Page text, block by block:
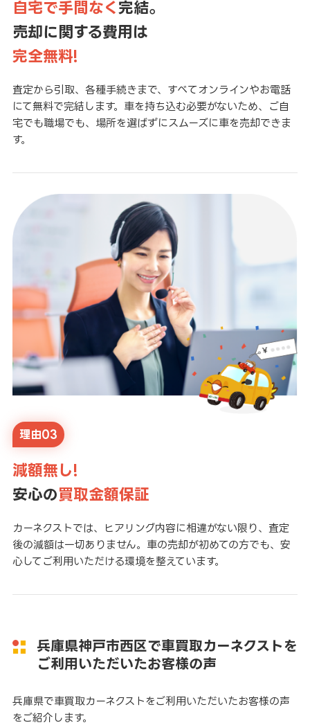
自宅で手間なく 完結。
売却に関する費用は
完全無料!
査定から引取、各種手続きまで、すべてオンラインやお電話
にて無料で完結します。車を持ち込む必要がないため、ご自
宅でも職場でも、場所を選ばずにスムーズに車を売却できま
す。
理由03
減額無し!
安心の買取金額保証
カーネクストでは、ヒアリング内容に相違がない限り、査定
後の減額は一切ありません。車の売却が初めての方でも、安
心してご利用いただける環境を整えています。
兵庫県神戸市西区で車買取カーネクストを
ご利用いただいたお客様の声
兵庫県で車買取カーネクストをご利用いただいたお客様の声
をご紹介します。